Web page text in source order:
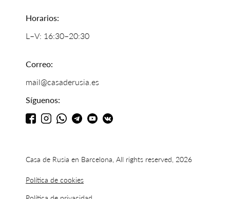
Horarios:
L–V: 16:30–20:30
Correo:
mail@casaderusia.es
Síguenos:
Casa de Rusia en Barcelona, All rights reserved, 2026
Política de cookies